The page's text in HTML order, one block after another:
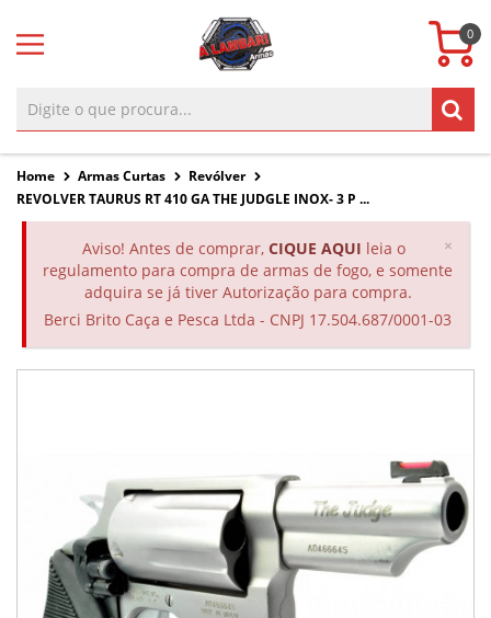
0
Home Armas Curtas
Revólver
REVOLVER TAURUS RT 410 GA THE JUDGLE INOX- 3 P ...
×
Aviso! Antes de comprar, CIQUE AQUI leia o
regulamento para compra de armas de fogo, e somente
adquira se já tiver Autorização para compra.
Berci Brito Caça e Pesca Ltda - CNPJ 17.504.687/0001-03